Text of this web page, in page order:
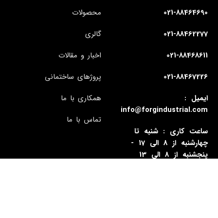
021-88464690
021-88462277
021-88468611
021-88467226
ایمیل :
info@forgindustrial.com
ساعت کاری : شنبه تا
چهارشنبه از 8 الی 17 -
پنجشنبه از 8 الی 13
محصولات
گالری
اخبار و مقالات
پروژهای ساختمانی
همکاری با ما
تماس با ما